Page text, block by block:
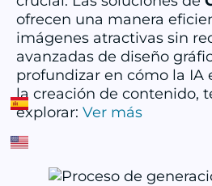
ofrecen una manera
imágenes atractivas sin
avanzadas de diseño
profundizar en cómo la IA
la creación de contenido,
explorar: Ver más